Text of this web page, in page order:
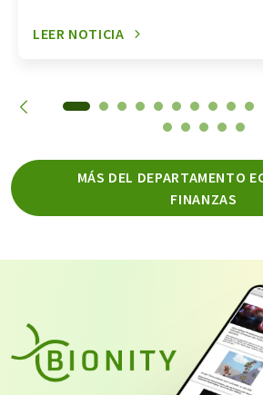
LEER NOTICIA
MÁS DEL DEPARTAMENTO
FINANZAS